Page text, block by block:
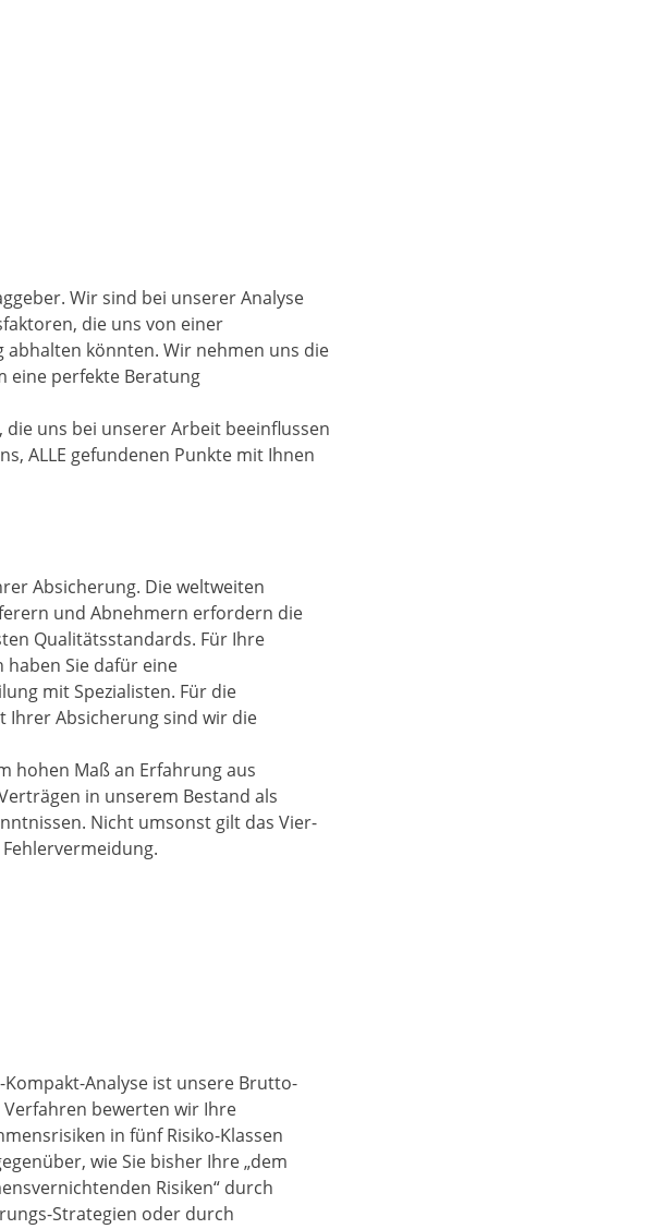
Wir sind bei unserer Analyse
die uns von einer
abhalten könnten. Wir nehmen uns die
eine perfekte Beratung
die uns bei unserer Arbeit beeinflussen
ALLE gefundenen Punkte mit Ihnen
Absicherung. Die weltweiten
und Abnehmern erfordern die
Qualitätsstandards. Für Ihre
Sie dafür eine
mit Spezialisten. Für die
Ihrer Absicherung sind wir die
hohen Maß an Erfahrung aus
in unserem Bestand als
Nicht umsonst gilt das Vier-
Analyse ist unsere Brutto-
bewerten wir Ihre
in fünf Risiko-Klassen
wie Sie bisher Ihre „dem
Risiken“ durch
Strategien oder durch